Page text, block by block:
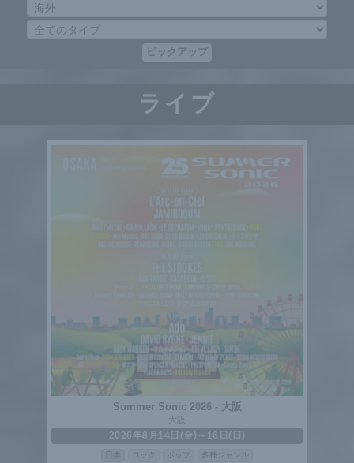
ピックアップ
ライブ
Summer Sonic 2026 - 大阪
大阪
2026年8月14日(金)～16日(日)
ロック ポップ 多種ジャンル